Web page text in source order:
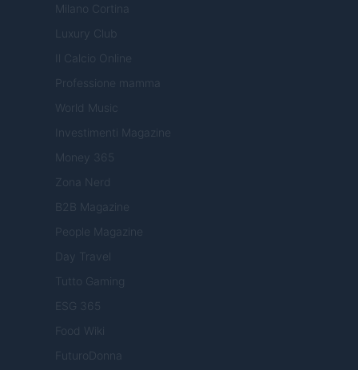
Milano Cortina
Luxury Club
Il Calcio Online
Professione mamma
World Music
Investimenti Magazine
Money 365
Zona Nerd
B2B Magazine
People Magazine
Day Travel
Tutto Gaming
ESG 365
Food Wiki
FuturoDonna